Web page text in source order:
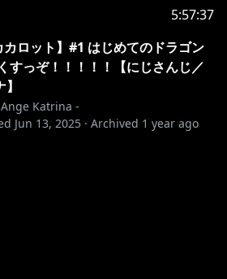
5:57:37
カロット】#1 はじめてのドラゴン
すっぞ！！！！！【にじさんじ／
Ange Katrina -
Jun 13, 2025 · Archived 1 year ago